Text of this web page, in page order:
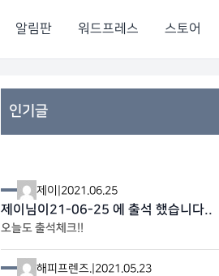
알림판 워드프레스 스토어
인기글
제이 |2021.06.25
제이님이21-06-25 에 출석 했습니다..
오늘도 출석체크!!
해피프렌즈. |2021.05.23